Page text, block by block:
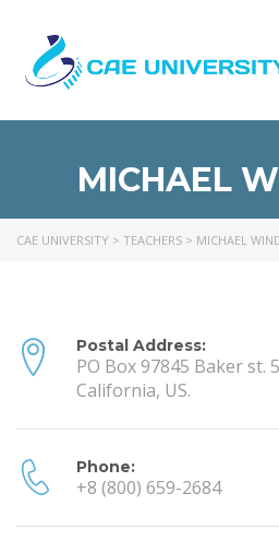
MICHAEL
CAE UNIVERSITY > TEACHERS > MICHAEL
Postal Address:
PO Box 97845 Baker st.
California, US.
Phone:
+8 (800) 659-2684